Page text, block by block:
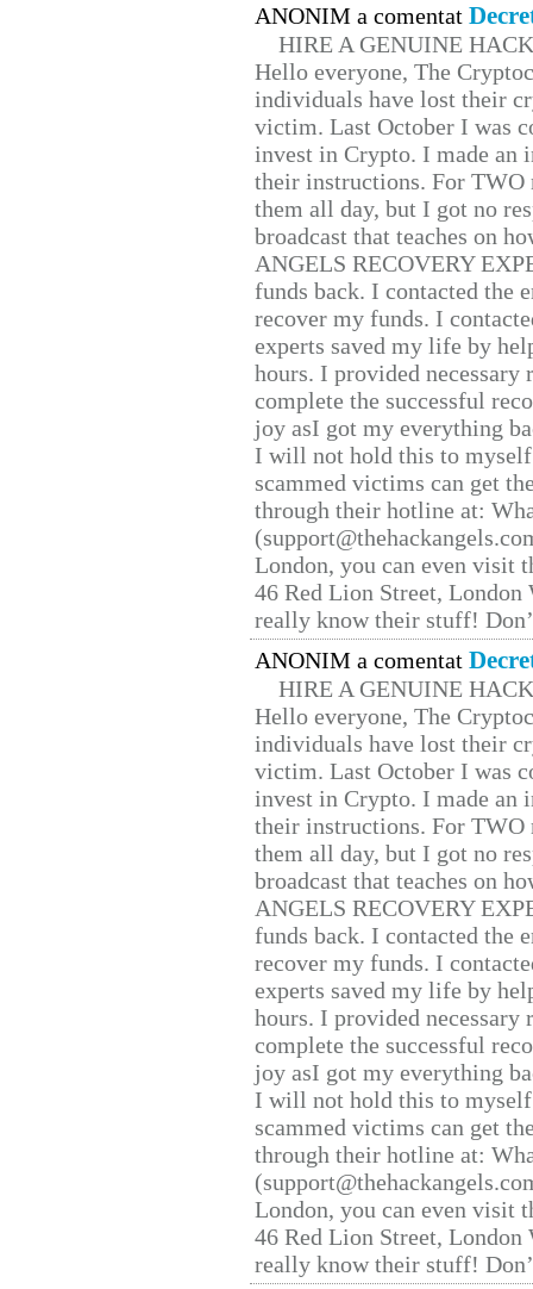
ANONIM a comentat
HIRE A GENUINE
Hello everyone, The
individuals have lost their
victim. Last October I was
invest in Crypto. I made
their instructions. For TWO
them all day, but I got no
broadcast that teaches on
ANGELS RECOVERY
funds back. I contacted the
recover my funds. I
experts saved my life by
hours. I provided
complete the successful
joy asI got my everything
I will not hold this to
scammed victims can get
through their hotline at:
London, you can even visit
46 Red Lion Street, London
really know their stuff!
ANONIM a comentat
HIRE A GENUINE
Hello everyone, The
individuals have lost their
victim. Last October I was
invest in Crypto. I made
their instructions. For TWO
them all day, but I got no
broadcast that teaches on
ANGELS RECOVERY
funds back. I contacted the
recover my funds. I
experts saved my life by
hours. I provided
complete the successful
joy asI got my everything
I will not hold this to
scammed victims can get
through their hotline at:
London, you can even visit
46 Red Lion Street, London
really know their stuff!